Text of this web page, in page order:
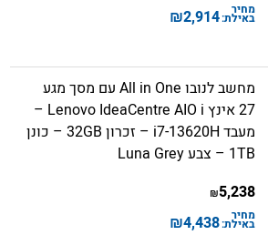
מחיר
באילת:2,914
₪
מחשב לנובו All in One עם מסך מגע
27 אינץ Lenovo IdeaCentre AIO i –
מעבד i7-13620H – זכרון 32GB – כונן
1TB – צבע Luna Grey
5,238
₪
מחיר
באילת:4,438
₪